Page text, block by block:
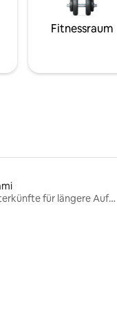
Fitnessraum
Unterkünfte für längere Aufenthalte